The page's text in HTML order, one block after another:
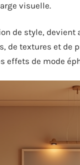
visuelle.
de style, devient
de textures et de
effets de mode